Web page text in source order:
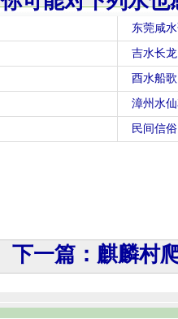
东莞咸
吉水长
酉水船
漳州水
民间信
下一篇：麒麟村